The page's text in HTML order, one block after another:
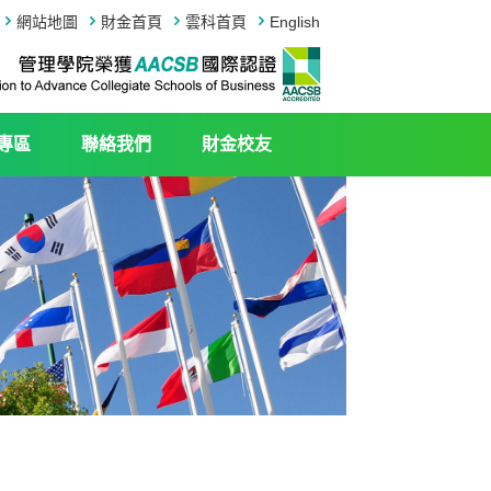
English
雲科首頁
財金首頁
網站地圖
區 聯絡我們 財金校友